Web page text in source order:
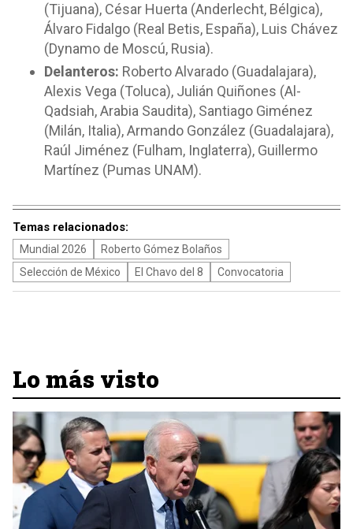
(Tijuana), César Huerta (Anderlecht, Bélgica),
Álvaro Fidalgo (Real Betis, España), Luis Chávez
(Dynamo de Moscú, Rusia).
Delanteros: Roberto Alvarado (Guadalajara),
Alexis Vega (Toluca), Julián Quiñones (Al-
Qadsiah, Arabia Saudita), Santiago Giménez
(Milán, Italia), Armando González (Guadalajara),
Raúl Jiménez (Fulham, Inglaterra), Guillermo
Martínez (Pumas UNAM).
Temas relacionados:
Mundial 2026
Roberto Gómez Bolaños
Selección de México
El Chavo del 8 Convocatoria
Lo más visto